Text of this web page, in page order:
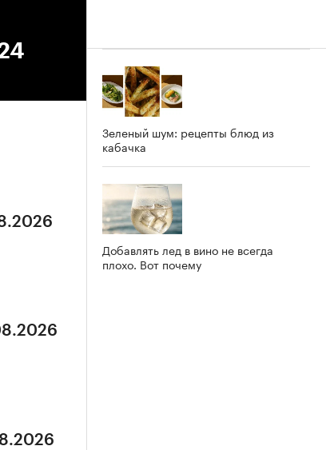
Зеленый шум: рецепты блюд из
кабачка
Добавлять лед в вино не всегда
плохо. Вот почему